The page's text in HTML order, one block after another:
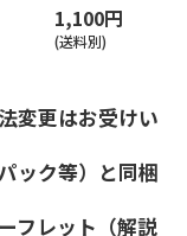
1,100円
(送料別)
変更はお受けい
ック等）と同梱
フレット（解説